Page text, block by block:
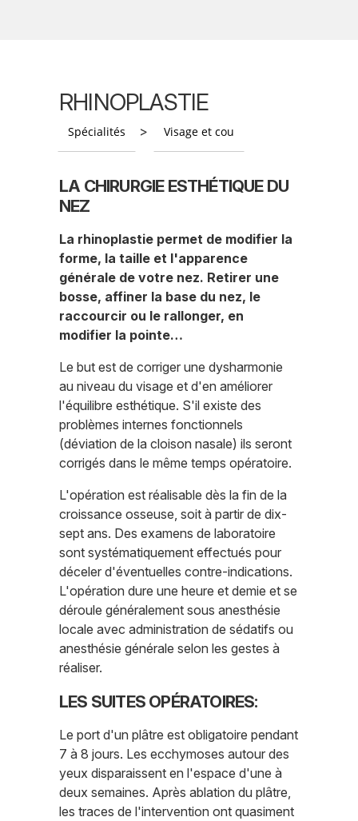
RHINOPLASTIE
Spécialités > Visage et cou
LA CHIRURGIE ESTHÉTIQUE DU
NEZ
La rhinoplastie permet de modifier la
forme, la taille et l'apparence
générale de votre nez. Retirer une
bosse, affiner la base du nez, le
raccourcir ou le rallonger, en
modifier la pointe…
Le but est de corriger une dysharmonie
au niveau du visage et d'en améliorer
l'équilibre esthétique. S'il existe des
problèmes internes fonctionnels
(déviation de la cloison nasale) ils seront
corrigés dans le même temps opératoire.
L'opération est réalisable dès la fin de la
croissance osseuse, soit à partir de dix-
sept ans. Des examens de laboratoire
sont systématiquement effectués pour
déceler d'éventuelles contre-indications.
L'opération dure une heure et demie et se
déroule généralement sous anesthésie
locale avec administration de sédatifs ou
anesthésie générale selon les gestes à
réaliser.
LES SUITES OPÉRATOIRES:
Le port d'un plâtre est obligatoire pendant
7 à 8 jours. Les ecchymoses autour des
yeux disparaissent en l'espace d'une à
deux semaines. Après ablation du plâtre,
les traces de l'intervention ont quasiment